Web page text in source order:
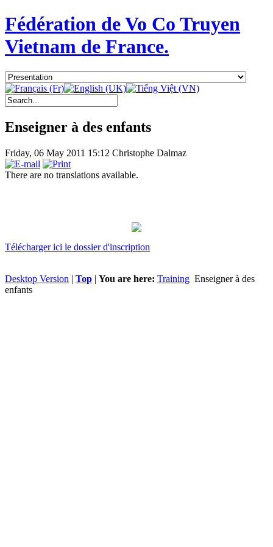
Fédération de Vo Co Truyen
Vietnam de France.
Enseigner à des enfants
Friday, 06 May 2011 15:12 Christophe Dalmaz
There are no translations available.
Télécharger ici le dossier d'inscription
Desktop Version | Top | You are here: Training Enseigner à des
enfants